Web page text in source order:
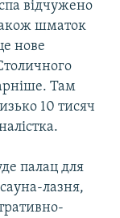
відчужено
шматок
нове
Там
10 тисяч
палац для
лазня,